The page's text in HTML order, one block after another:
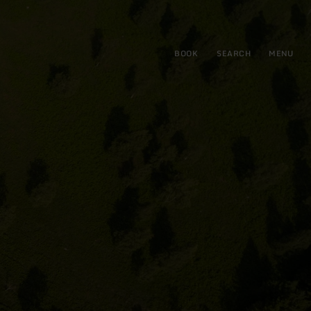
BOOK SEARCH MENU